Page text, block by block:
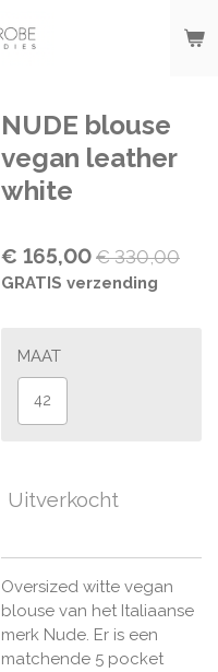
NUDE blouse
vegan leather
white
€ 165,00 € 330,00
GRATIS verzending
MAAT
42
Uitverkocht
Oversized witte vegan
blouse van het Italiaanse
merk Nude. Er is een
matchende 5 pocket